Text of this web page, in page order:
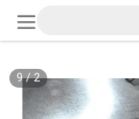
2
/
9